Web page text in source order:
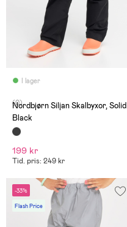
I lager
(0)
Nordbjørn Siljan Skalbyxor, Solid
Black
199 kr
Tid. pris: 249 kr
-33%
Flash Price